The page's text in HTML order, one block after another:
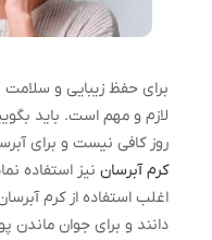
برای حفظ زیبایی و
روز کافی نیست و برای
کرم آبرسان نیز استفاده
دانند و برای جوان ماندن